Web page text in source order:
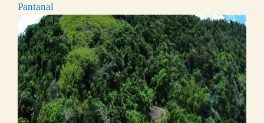
Pantanal